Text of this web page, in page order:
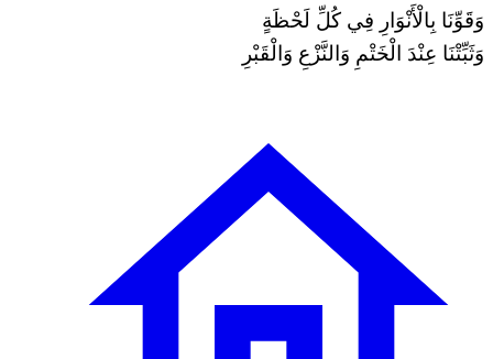
وَقَوِّنَا بِالْأَنْوَارِ فِي كُلِّ لَحْظَةٍ
وَثَبِّتْنَا عِنْدَ الْخَتْمِ وَالنَّزْعِ وَالْقَبْرِ